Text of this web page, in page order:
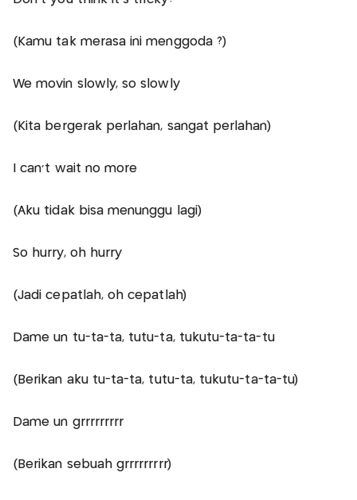
(Kamu tak merasa ini menggoda ?)
We movin slowly, so slowly
(Kita bergerak perlahan, sangat perlahan)
I can’t wait no more
(Aku tidak bisa menunggu lagi)
So hurry, oh hurry
(Jadi cepatlah, oh cepatlah)
Dame un tu-ta-ta, tutu-ta, tukutu-ta-ta-tu
(Berikan aku tu-ta-ta, tutu-ta, tukutu-ta-ta-tu)
Dame un grrrrrrrrr
(Berikan sebuah grrrrrrrrr)